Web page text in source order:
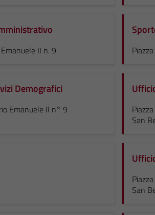
II n. 9
Demografici
Emanuele II n° 9
San
San